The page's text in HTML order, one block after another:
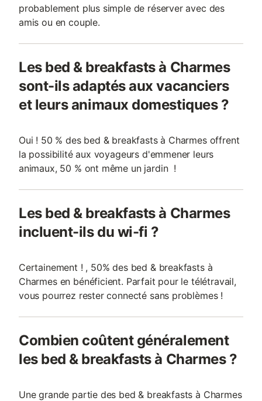
probablement plus simple de réserver avec des
amis ou en couple.
Les bed & breakfasts à Charmes
sont-ils adaptés aux vacanciers
et leurs animaux domestiques ?
Oui ! 50 % des bed & breakfasts à Charmes offrent
la possibilité aux voyageurs d'emmener leurs
animaux, 50 % ont même un jardin !
Les bed & breakfasts à Charmes
incluent-ils du wi-fi ?
Certainement ! , 50% des bed & breakfasts à
Charmes en bénéficient. Parfait pour le télétravail,
vous pourrez rester connecté sans problèmes !
Combien coûtent généralement
les bed & breakfasts à Charmes ?
Une grande partie des bed & breakfasts à Charmes